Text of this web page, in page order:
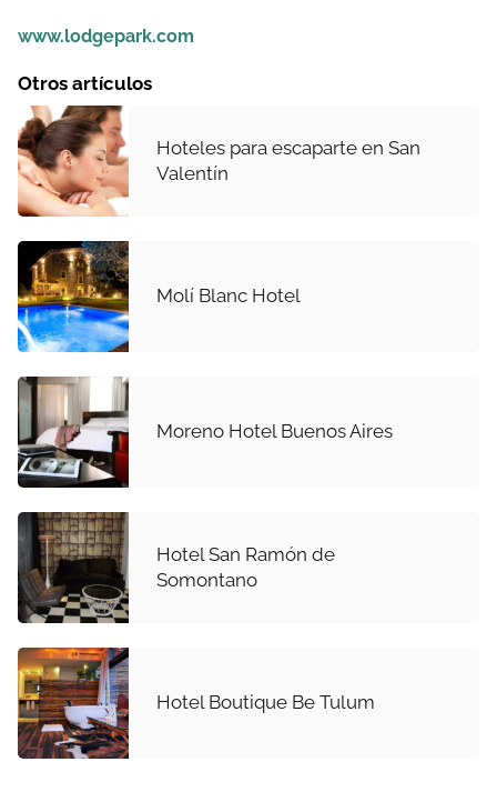
www.lodgepark.com
Otros artículos
Hoteles para escaparte en San
Valentín
Molí Blanc Hotel
Moreno Hotel Buenos Aires
Hotel San Ramón de
Somontano
Hotel Boutique Be Tulum